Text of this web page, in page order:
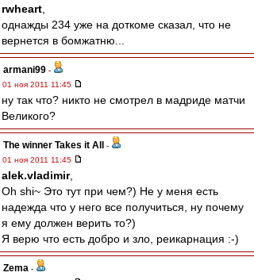
rwheart
однажды 234 уже на доткоме сказал, что не
вернется в бомжатню...
armani99 -
01 ноя 2011 11:45
ну так что? никто не смотрел в мадриде матчи
Великого?
The winner Takes it All
-
01 ноя 2011 11:45
alek.vladimir,
Oh shi~ Это тут при чем?) Не у меня есть
надежда что у него все получиться, ну почему
я ему должен верить то?)
Я верю что есть добро и зло, реикарнация :-)
Zema -